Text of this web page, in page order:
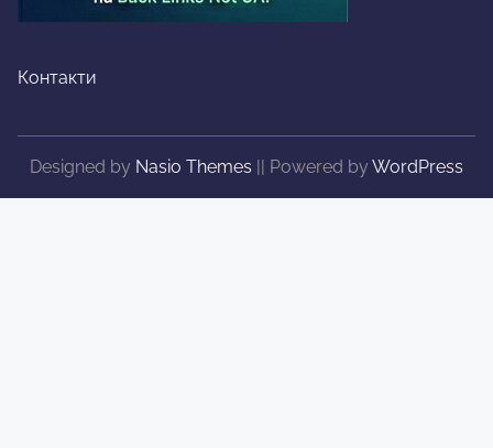
Контакти
Designed by Nasio Themes || Powered by WordPress